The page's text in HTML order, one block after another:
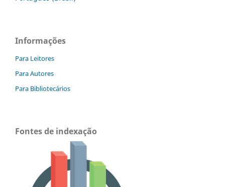
Informações
Para Leitores
Para Autores
Para Bibliotecários
Fontes de indexação